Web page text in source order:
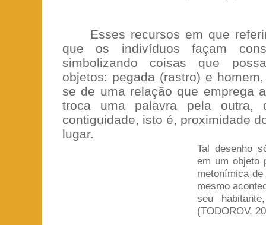
Esses recursos em que
que os indivíduos façam
simbolizando coisas que
objetos: pegada (rastro) e
se de uma relação que emprega
troca uma palavra pela outra,
contiguidade, isto é, proximidade
lugar.
Tal desenho
em um objeto
metonímica
mesmo
seu
(TODOROV,